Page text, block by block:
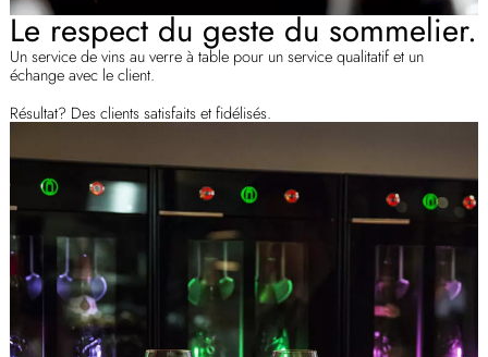
Le respect du geste du sommelier.
Un service de vins au verre à table pour un service qualitatif et un
échange avec le client.
Résultat? Des clients satisfaits et fidélisés.